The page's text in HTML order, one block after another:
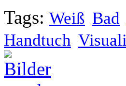
Tags: Weiß Bad
Handtuch